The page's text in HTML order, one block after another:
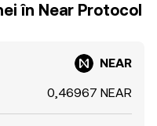
în Near Protocol
NEAR
0,46967 NEAR